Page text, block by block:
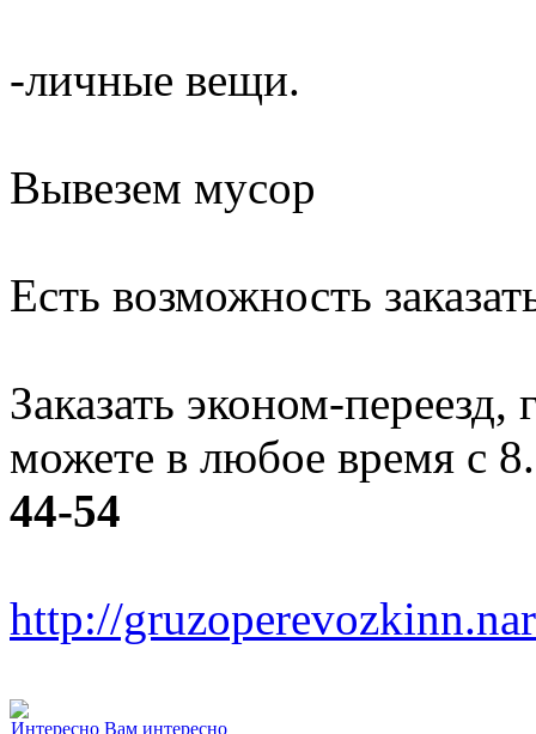
-личные вещи.
Вывезем мусор
Есть возможность
Заказать эконом-переезд,
можете в любое время с
44-54
http://
Интересно Вам интересно